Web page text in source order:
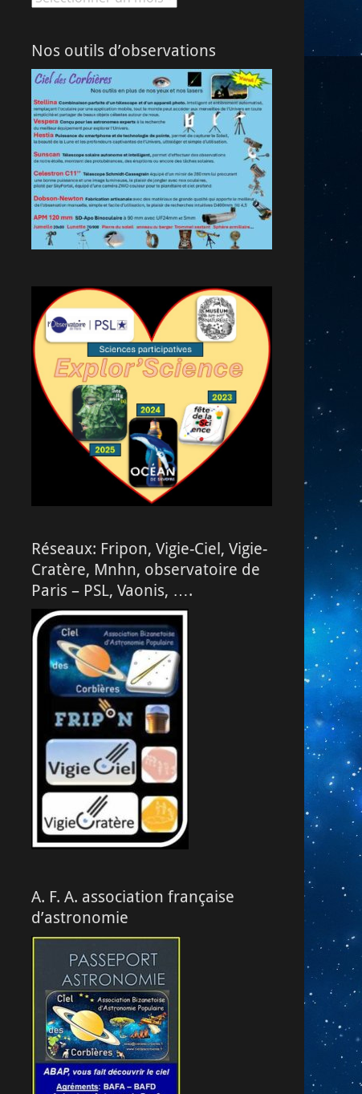
Nos outils d’observations
Réseaux: Fripon, Vigie-Ciel, Vigie-
Cratère, Mnhn, observatoire de
Paris – PSL, Vaonis, ….
A. F. A. association française
d’astronomie